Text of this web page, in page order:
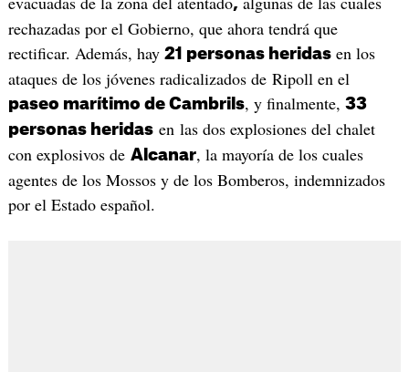
rechazadas por el Gobierno, que ahora tendrá que
rectificar. Además, hay 21 personas heridasen los
ataques de los jóvenes radicalizados de Ripoll en el
paseo marítimo de Cambrils, y finalmente, 33
personas heridasen las dos explosiones del chalet
con explosivos de Alcanar, la mayoría de los cuales
agentes de los Mossos y de los Bomberos, indemnizados
por el Estado español.